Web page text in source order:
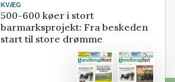
KVÆG
500-600 køer i stort
barmarksprojekt: Fra beskeden
start til store drømme